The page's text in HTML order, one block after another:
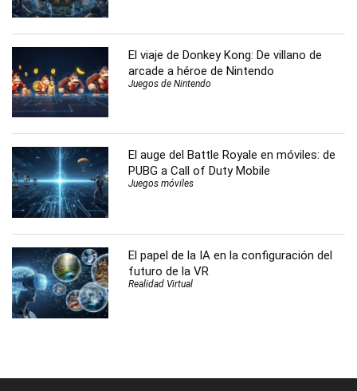
El viaje de Donkey Kong: De villano de
arcade a héroe de Nintendo
Juegos de Nintendo
El auge del Battle Royale en móviles: de
PUBG a Call of Duty Mobile
Juegos móviles
El papel de la IA en la configuración del
futuro de la VR
Realidad Virtual